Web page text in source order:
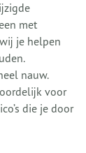
met
je helpen
nauw.
voor
die je door